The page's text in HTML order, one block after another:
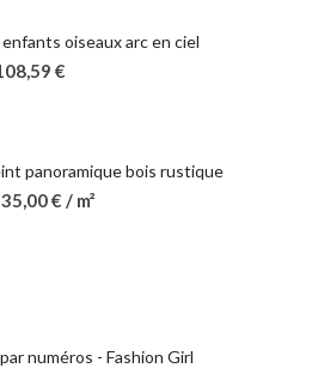
oiseaux arc en ciel
€
panoramique bois rustique
35,00€ / m²
numéros - Fashion Girl